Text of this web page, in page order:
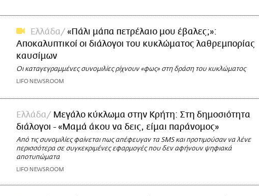
Ελλάδα
«Πάλι μάπα πετρέλαιο μου έβαλες;»:
Αποκαλυπτικοί οι διάλογοι του κυκλώματος λαθρεμπορίας
καυσίμων
Οι καταγεγραμμένες συνομιλίες ρίχνουν «φως» στη δράση του κυκλώματος
LIFO NEWSROOM
Ελλάδα
Μεγάλο κύκλωμα στην Κρήτη: Στη δημοσιότητα
διάλογοι - «Μαμά άκου να δεις, είμαι παράνομος»
Από τις συνομιλίες φαίνεται πως απέφευγαν τα SMS και προτιμούσαν να λένε
περισσότερα σε συγκεκριμένες εφαρμογές που δεν αφήνουν ψηφιακά
αποτυπώματα
LIFO NEWSROOM